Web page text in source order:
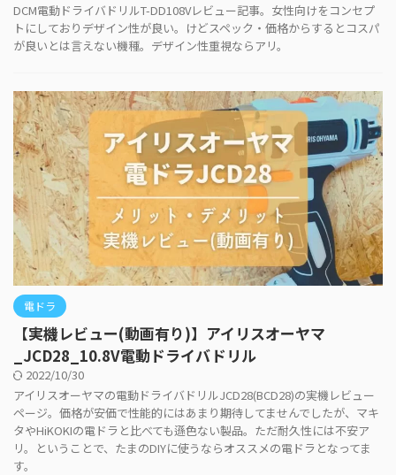
DCM電動ドライバドリルT-DD108Vレビュー記事。女性向けをコンセプ
トにしておりデザイン性が良い。けどスペック・価格からするとコスパ
が良いとは言えない機種。デザイン性重視ならアリ。
電ドラ
【実機レビュー(動画有り)】アイリスオーヤマ
_JCD28_10.8V電動ドライバドリル
2022/10/30
アイリスオーヤマの電動ドライバドリルJCD28(BCD28)の実機レビュー
ページ。価格が安価で性能的にはあまり期待してませんでしたが、マキ
タやHiKOKIの電ドラと比べても遜色ない製品。ただ耐久性には不安ア
リ。ということで、たまのDIYに使うならオススメの電ドラとなってま
す。